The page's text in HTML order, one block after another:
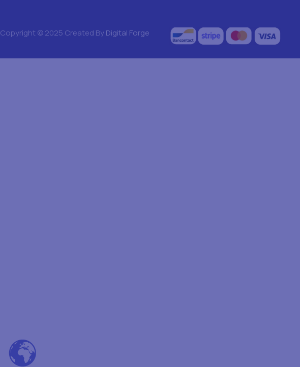
Copyright © 2025 Created ByDigital Forge